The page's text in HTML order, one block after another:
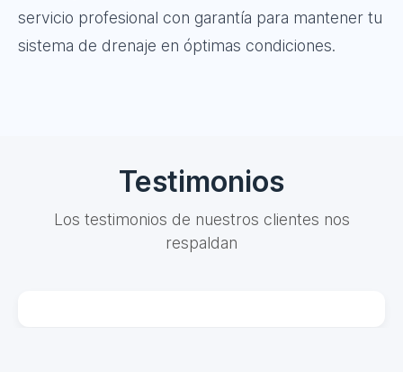
servicio profesional con garantía para mantener tu
sistema de drenaje en óptimas condiciones.
Testimonios
Los testimonios de nuestros clientes nos
respaldan